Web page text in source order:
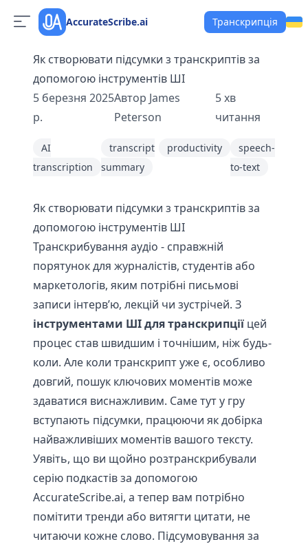
AccurateScribe.ai Транскрипція
Як створювати підсумки з транскриптів за
допомогою інструментів ШІ
5 березня 2025
р.
Автор James
Peterson
5хв
читання
AI
transcription
transcript
summary
productivity
speech-
to-text
Як створювати підсумки з транскриптів за
допомогою інструментів ШІ
Транскрибування аудіо - справжній
порятунок для журналістів, студентів або
маркетологів, яким потрібні письмові
записи інтерв’ю, лекцій чи зустрічей. З
інструментами ШІ для транскрипції цей
процес став швидшим і точнішим, ніж будь-
коли. Але коли транскрипт уже є, особливо
довгий, пошук ключових моментів може
здаватися виснажливим. Саме тут у гру
вступають підсумки, працюючи як добірка
найважливіших моментів вашого тексту.
Уявіть, що ви щойно розтранскрибували
серію подкастів за допомогою
AccurateScribe.ai, а тепер вам потрібно
помітити тренди або витягти цитати, не
читаючи кожне слово. Підсумовування за